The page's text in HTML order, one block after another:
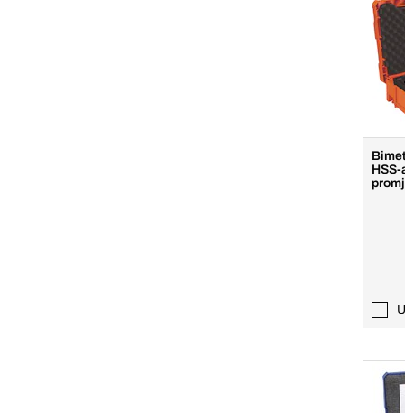
HSS-